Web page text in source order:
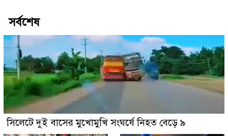
সর্বশেষ
সিলেটে দুই বাসের মুখোমুখি সংঘর্ষে নিহত বেড়ে ৯